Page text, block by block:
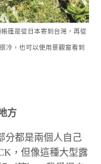
篷是從日本寄到台灣，再從
冷，也可以使用景觀窗看到
方
分都是兩個人自己
，但像這種大型露